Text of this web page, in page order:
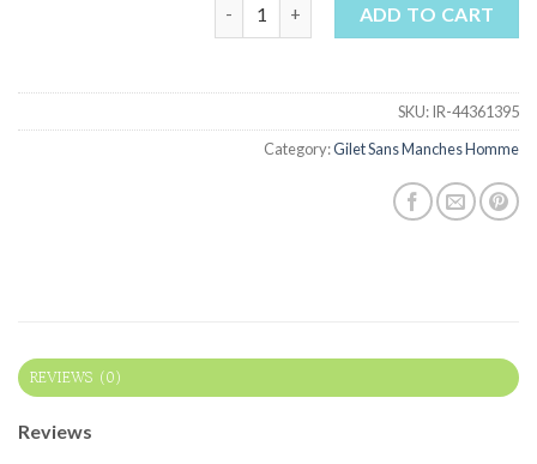
ADD TO CART
SKU:IR-44361395
Category:Gilet Sans Manches Homme
REVIEWS (0)
Reviews